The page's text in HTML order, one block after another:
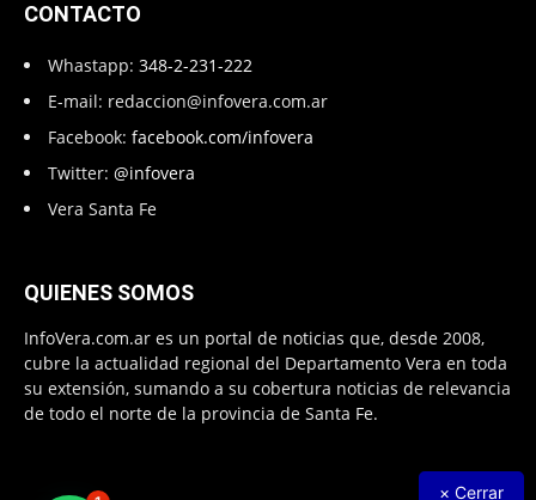
CONTACTO
Whastapp: 348-2-231-222
E-mail: redaccion@infovera.com.ar
Facebook: facebook.com/infovera
Twitter: @infovera
Vera Santa Fe
QUIENES SOMOS
InfoVera.com.ar es un portal de noticias que, desde 2008,
cubre la actualidad regional del Departamento Vera en toda
su extensión, sumando a su cobertura noticias de relevancia
de todo el norte de la provincia de Santa Fe.
× Cerrar